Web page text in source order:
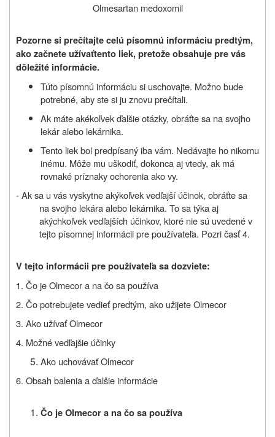
Olmesartan medoxomil
Pozorne si prečítajte celú písomnú informáciu predtým,
ako začnete užívaťtento liek, pretože obsahuje pre vás
dôležité informácie.
Túto písomnú informáciu si uschovajte. Možno bude
potrebné, aby ste si ju znovu prečítali.
Ak máte akékoľvek ďalšie otázky, obráťte sa na svojho
lekár alebo lekárnika.
Tento liek bol predpísaný iba vám. Nedávajte ho nikomu
inému. Môže mu uškodiť, dokonca aj vtedy, ak má
rovnaké príznaky ochorenia ako vy.
- Ak sa u vás vyskytne akýkoľvek vedľajší účinok, obráťte sa
na svojho lekára alebo lekárnika. To sa týka aj
akýchkoľvek vedľajších účinkov, ktoré nie sú uvedené v
tejto písomnej informácii pre používateľa. Pozri časť 4.
V tejto informácii pre používateľa sa dozviete:
1. Čo je Olmecor a na čo sa používa
2. Čo potrebujete vedieť predtým, ako užijete Olmecor
3. Ako užívať Olmecor
4. Možné vedľajšie účinky
Ako uchovávať Olmecor
6. Obsah balenia a ďalšie informácie
Čo je Olmecor a na čo sa používa